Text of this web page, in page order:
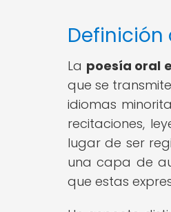
La poesía oral
que se
idiomas
recitaciones,
lugar de ser
una capa de
que estas